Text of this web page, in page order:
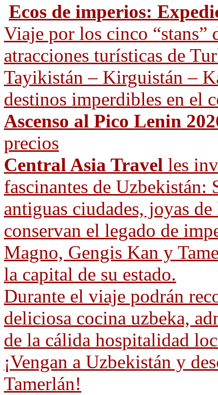
Ecos de imperios:
Viaje por los cinco “stans”
atracciones turísticas de
Tayikistán – Kirguistán –
destinos imperdibles en el
Ascenso al Pico Lenin
precios
Central Asia Travel les
fascinantes de Uzbekistán:
antiguas ciudades, joyas
conservan el legado de
Magno, Gengis Kan y
la capital de su estado.
Durante el viaje podrán
deliciosa cocina uzbeka,
de la cálida hospitalidad
¡Vengan a Uzbekistán y
Tamerlán!